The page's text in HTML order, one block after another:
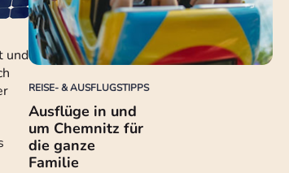
und
REISE- & AUSFLUGSTIPPS
Ausflüge in und
um Chemnitz für
die ganze
Familie